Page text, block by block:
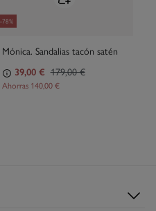
-78%
Mónica. Sandalias tacón satén
39,00 € 179,00 €
Ahorras 140,00 €